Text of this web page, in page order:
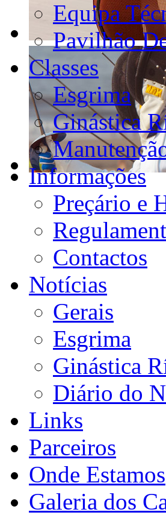
Equipa
Pavilhão
Classes
Esgrima
Ginástica
Informações
Preçário e
Contactos
Notícias
Gerais
Esgrima
Ginástica
Diário do
Links
Parceiros
Onde Estamos
Galeria dos